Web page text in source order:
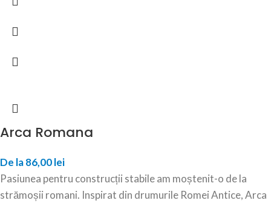
Arca Romana
De la86,00lei
Pasiunea pentru construcții stabile am moștenit-o de la
strămoșii romani. Inspirat din drumurile Romei Antice, Arca